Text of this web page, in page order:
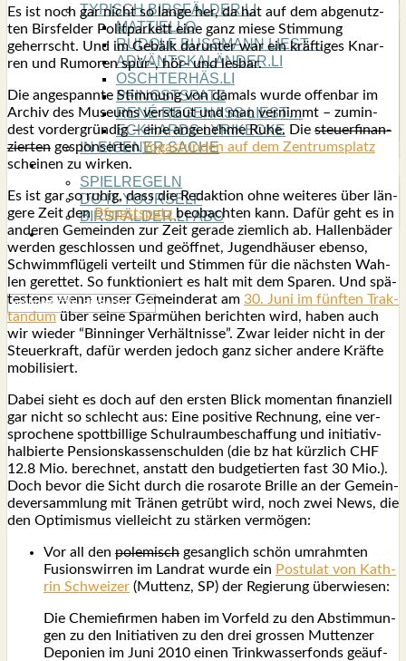
TYPISCH BIRSFÄLDER.LI
MATTIELLO
RUDOLF BUSS­MANN LIEST…
ADVÄNTSKALÄNDER.LI
OSCHTERHÄS.LI
PFINGST­SPATZ
RENÉ REGEN­ASS LIEST…
ECK­HARDS LYRIK­ECKE
IN EIGE­NER SACHE
SO GOOT’S
SPIEL­RE­GELN
DO-IT-YOUR­S­ELF
BIRSFÄLDER.LI-ABO
SHOUT­BOX
Es ist noch gar nicht so lan­ge her, da hat auf dem abge­nutz­
ten Birs­fel­der Polit­parkett eine ganz mie­se Stim­mung
geherrscht. Und im Gebälk dar­un­ter war ein kräf­ti­ges Knar­
ren und Rumo­ren spür‑, hör- und les­bar.
Die ange­spann­te Stim­mung von damals wur­de offen­bar im
Archiv des Muse­ums ver­staut und man ver­nimmt – zumin­
dest vor­der­grün­dig – eine ange­neh­me Ruhe. Die steu­er­fi­nan­
zier­ten gespon­ser­tenYoga­stun­den auf dem Zen­trums­platz
schei­nen zu wir­ken.
Es ist gar so ruhig, dass die Redak­ti­on ohne wei­te­res über län­
ge­re Zeit denPfingst­spatz beob­ach­ten kann. Dafür geht es in
ande­ren Gemein­den zur Zeit gera­de ziem­lich ab. Hal­len­bä­der
wer­den geschlos­sen und geöff­net, Jugend­häu­ser eben­so,
Schwimm­flü­ge­li ver­teilt und Stim­men für die nächs­ten Wah­
len geret­tet. So funk­tio­niert es halt mit dem Spa­ren. Und spä­
tes­tens wenn unser Gemein­de­rat am 30. Juni im fünf­ten Trak­
tan­dumüber sei­ne Spar­mü­hen berich­ten wird, haben auch
wir wie­der “Bin­nin­ger Ver­hält­nis­se”. Zwar lei­der nicht in der
Steu­er­kraft, dafür wer­den jedoch ganz sicher ande­re Kräf­te
mobi­li­siert.
Dabei sieht es doch auf den ers­ten Blick momen­tan finan­zi­ell
gar nicht so schlecht aus: Eine posi­ti­ve Rech­nung, eine ver­
spro­che­ne spott­bil­li­ge Schul­raum­be­schaf­fung und initia­tiv­
hal­bier­te Pen­si­ons­kas­sen­schul­den (die bz hat kürz­lich CHF
12.8 Mio. berech­net, anstatt den bud­ge­tier­ten fast 30 Mio.).
Doch bevor die Sicht durch die rosa­ro­te Bril­le an der Gemein­
de­ver­samm­lung mit Trä­nen getrübt wird, noch zwei News, die
den Opti­mis­mus viel­leicht zu stär­ken ver­mö­gen:
Vor all den pole­misch gesang­lich schön umrahm­ten
Fusi­ons­wir­ren im Land­rat wur­de ein Pos­tu­lat von Kath­
rin Schwei­zer (Mut­tenz, SP) der Regie­rung über­wie­sen:
Die Che­mie­fir­men haben im Vor­feld zu den Abstim­mun­
gen zu den Initia­ti­ven zu den drei gros­sen Mut­ten­zer
Depo­nien im Juni 2010 einen Trink­was­ser­fonds geäuf­